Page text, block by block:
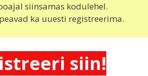
siinsamas kodulehel.
ka uuesti registreerima.
siin!